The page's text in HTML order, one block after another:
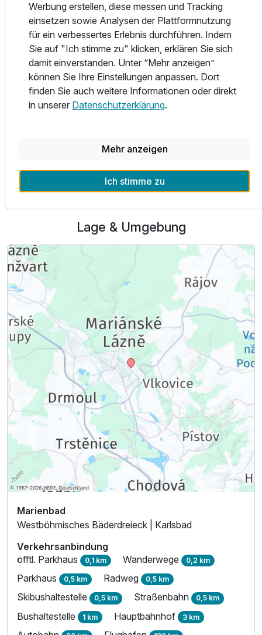
Ausstattung
Zusatznächte
Für 4 Tage p.P. ab159,08 €
Appartement/s
Ausstattung
Adults Only: Die Villa Matylda ist ausschließlich für
erwachsene Gäste bestimmt und garantiert damit eine
besonders ruhige und entspannte Atmosphäre für
Erholungssuchende.
Die perfekte Wahl für Paare, Wellnessgäste und alle, die
Marienbad individuell, komfortabel und ohne Hektik erleben
möchten.
Alle Infos zum Villa Matylda Marienbad
Lage & Umgebung
Marienbad
Westböhmisches Bäderdreieck | Karlsbad
Verkehrsanbindung
öfftl. Parkhaus 0,1 km Wanderwege 0,2 km
Parkhaus 0,5 km Radweg 0,5 km
Skibushaltestelle 0,5 km Straßenbahn 0,5 km
Bushaltestelle 1 km Hauptbahnhof 3 km
Werbung erstellen, diese messen und Tracking
einsetzen sowie Analysen der Plattformnutzung
für ein verbessertes Erlebnis durchführen. Indem
Sie auf "Ich stimme zu" klicken, erklären Sie sich
damit einverstanden. Unter “Mehr anzeigen”
können Sie Ihre Einstellungen anpassen. Dort
finden Sie auch weitere Informationen oder direkt
in unserer Datenschutzerklärung.
Mehr anzeigen
Ich stimme zu